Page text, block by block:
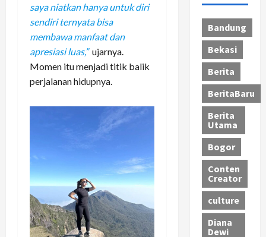
saya niatkan hanya untuk diri
sendiri ternyata bisa
membawa manfaat dan
apresiasi luas,” ujarnya.
Momen itu menjadi titik balik
perjalanan hidupnya.
Bandung
Bekasi
Berita
BeritaBaru
Berita
Utama
Bogor
Conten
Creator
culture
Diana
Dewi